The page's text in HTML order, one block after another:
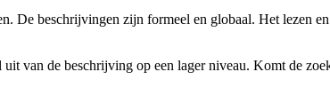
De beschrijvingen zijn formeel en globaal. Het lezen
van de beschrijving op een lager niveau. Komt de